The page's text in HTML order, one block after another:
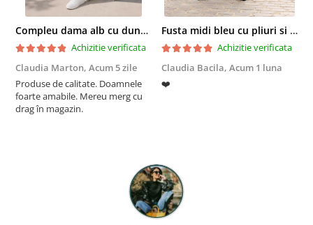
Compleu dama alb cu dungi laterale in nuante de verde si negru
Achizitie verificata
Claudia Marton, Acum 5 zile
Produse de calitate. Doamnele
foarte amabile. Mereu merg cu
drag în magazin.
Fusta midi bleu cu pliuri si buzunare
Achizitie verificata
Claudia Bacila, Acum 1 luna
❤️